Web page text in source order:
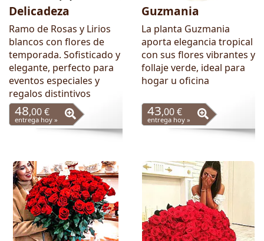
Delicadeza
Ramo de Rosas y Lirios
blancos con flores de
temporada. Sofisticado y
elegante, perfecto para
eventos especiales y
regalos distintivos
48,00 €
entrega hoy »
Guzmania
La planta Guzmania
aporta elegancia tropical
con sus flores vibrantes y
follaje verde, ideal para
hogar u oficina
43,00 €
entrega hoy »